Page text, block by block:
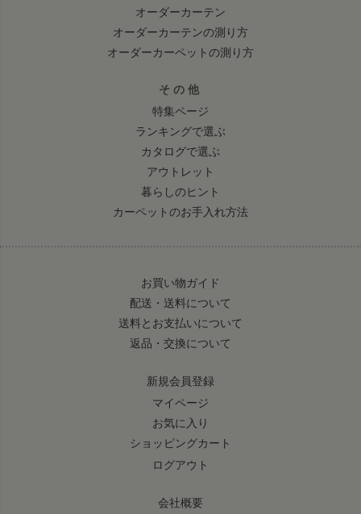
オーダーカーテン
オーダーカーテンの測り方
オーダーカーペットの測り方
その他
特集ページ
ランキングで選ぶ
カタログで選ぶ
アウトレット
暮らしのヒント
カーペットのお手入れ方法
お買い物ガイド
配送・送料について
送料とお支払いについて
返品・交換について
新規会員登録
マイページ
お気に入り
ショッピングカート
ログアウト
会社概要